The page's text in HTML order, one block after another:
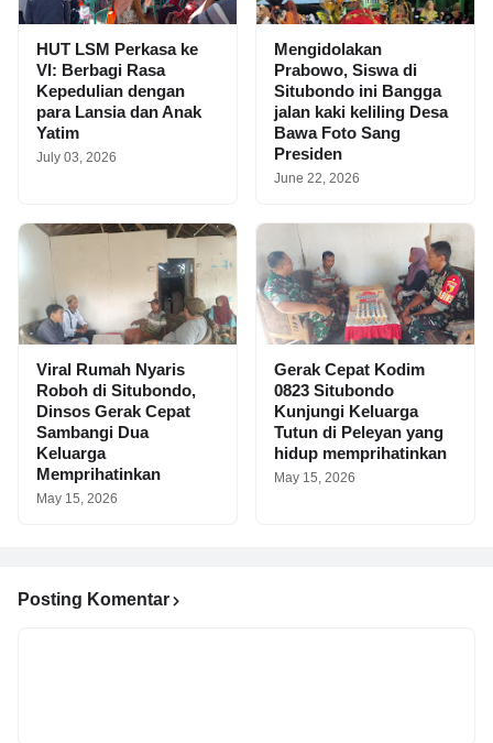
HUT LSM Perkasa ke
VI: Berbagi Rasa
Kepedulian dengan
para Lansia dan Anak
Yatim
July 03, 2026
Mengidolakan
Prabowo, Siswa di
Situbondo ini Bangga
jalan kaki keliling Desa
Bawa Foto Sang
Presiden
June 22, 2026
Viral Rumah Nyaris
Roboh di Situbondo,
Dinsos Gerak Cepat
Sambangi Dua
Keluarga
Memprihatinkan
May 15, 2026
Gerak Cepat Kodim
0823 Situbondo
Kunjungi Keluarga
Tutun di Peleyan yang
hidup memprihatinkan
May 15, 2026
Posting Komentar